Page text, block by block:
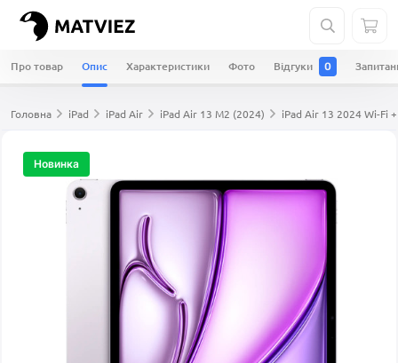
Головна iPad iPad Air iPad Air 13 M2 (2024) iPad Air 13 2024 Wi-Fi
Про товар Опис Характеристики Фото Відгуки 0
Новинка